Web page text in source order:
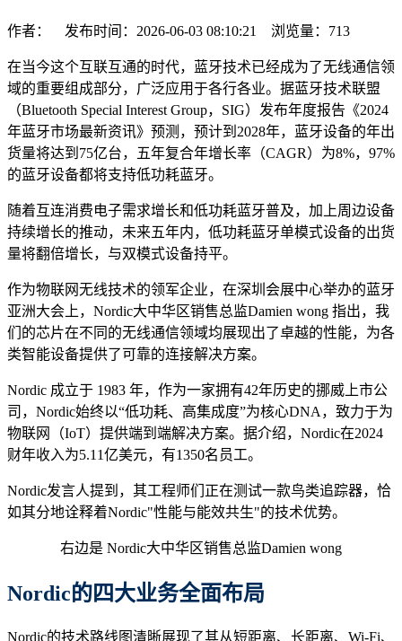
作者： 发布时间：2026-06-03 08:10:21 浏览量： 713
在当今这个互联互通的时代，蓝牙技术已经成为了无线通信领
域的重要组成部分，广泛应用于各行各业。据蓝牙技术联盟
（Bluetooth Special Interest Group，SIG）发布年度报告《2024
年蓝牙市场最新资讯》预测，预计到2028年，蓝牙设备的年出
货量将达到75亿台，五年复合年增长率（CAGR）为8%，97%
的蓝牙设备都将支持低功耗蓝牙。
随着互连消费电子需求增长和低功耗蓝牙普及，加上周边设备
持续增长的推动，未来五年内，低功耗蓝牙单模式设备的出货
量将翻倍增长，与双模式设备持平。
作为物联网无线技术的领军企业，在深圳会展中心举办的蓝牙
亚洲大会上，Nordic大中华区销售总监Damien wong 指出，我
们的芯片在不同的无线通信领域均展现出了卓越的性能，为各
类智能设备提供了可靠的连接解决方案。
Nordic 成立于 1983 年，作为一家拥有42年历史的挪威上市公
司，Nordic始终以“低功耗、高集成度”为核心DNA，致力于为
物联网（IoT）提供端到端解决方案。据介绍，Nordic在2024
财年收入为5.11亿美元，有1350名员工。
Nordic发言人提到，其工程师们正在测试一款鸟类追踪器，恰
如其分地诠释着Nordic"性能与能效共生"的技术优势。
右边是 Nordic大中华区销售总监Damien wong
Nordic的四大业务全面布局
Nordic的技术路线图清晰展现了其从短距离、长距离、Wi-Fi、